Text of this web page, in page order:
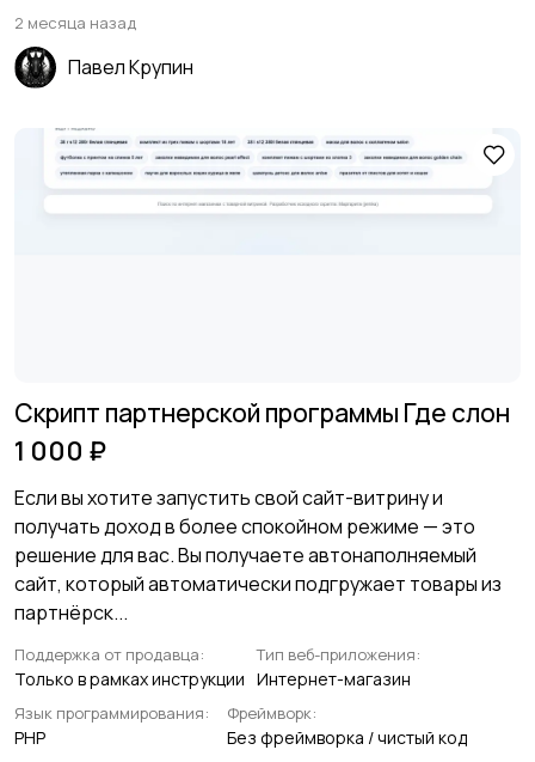
2 месяца назад
Павел Крупин
Скрипт партнерской программы Где слон
1 000 ₽
Если вы хотите запустить свой сайт-витрину и
получать доход в более спокойном режиме — это
решение для вас. Вы получаете автонаполняемый
сайт, который автоматически подгружает товары из
партнёрск...
Поддержка от продавца:
Только в рамках инструкции
Тип веб-приложения:
Интернет-магазин
Язык программирования:
PHP
Фреймворк:
Без фреймворка / чистый код